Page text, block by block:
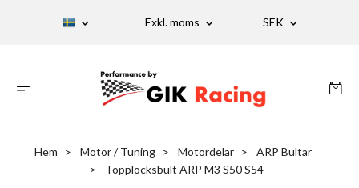
Exkl. moms SEK
Hem Motor / Tuning Motordelar
ARP Bultar
Topplocksbult ARP M3 S50 S54